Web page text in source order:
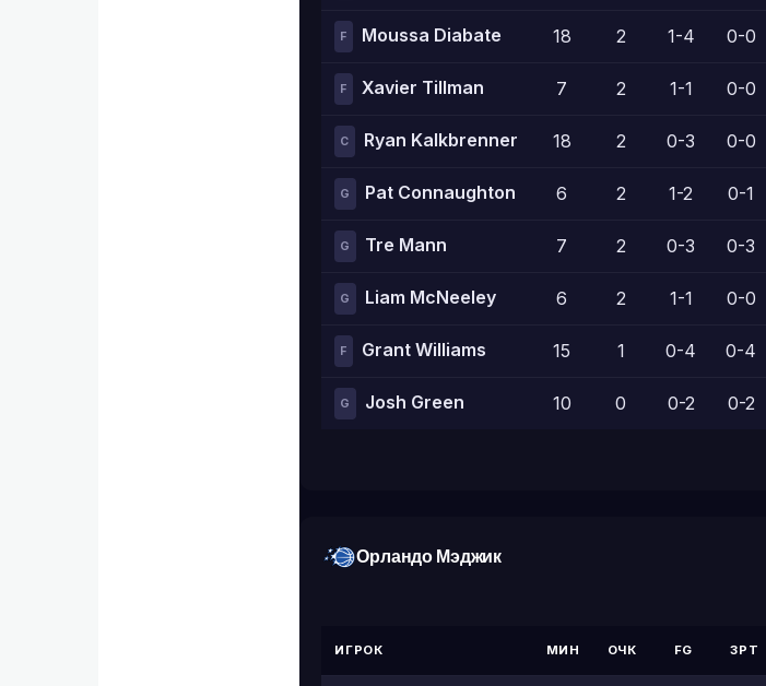
F Moussa Diabate 18 2 1-4 0-0
F Xavier Tillman 7 2 1-1 0-0
C Ryan Kalkbrenner 18 2 0-3 0-0
G Pat Connaughton 6 2 1-2 0-1
G Tre Mann 7 2 0-3 0-3
G Liam McNeeley 6 2 1-1 0-0
F Grant Williams 15 1 0-4 0-4
G Josh Green 10 0 0-2 0-2
Орландо Мэджик
ИГРОК МИН ОЧК FG 3PT